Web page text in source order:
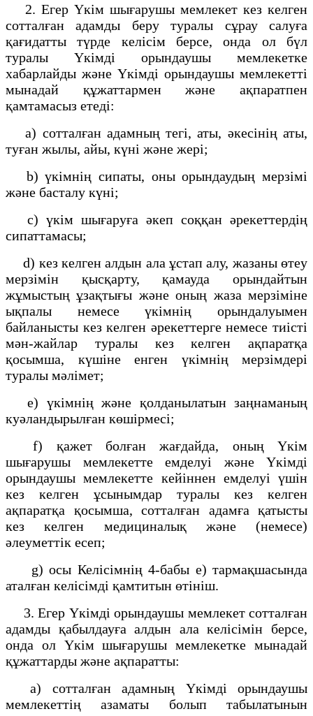
2. Егер Үкім шығарушы мемлекет кез келген
сотталған адамды беру туралы сұрау салуға
қағидатты түрде келісім берсе, онда ол бүл
туралы Үкімді орындаушы мемлекетке
хабарлайды және Үкімді орындаушы мемлекетті
мынадай құжаттармен және ақпаратпен
қамтамасыз етеді:
a) сотталған адамның тегі, аты, әкесінің аты,
туған жылы, айы, күні және жері;
b) үкімнің сипаты, оны орындаудың мерзімі
және басталу күні;
c) үкім шығаруға әкеп соққан әрекеттердің
сипаттамасы;
d) кез келген алдын ала ұстап алу, жазаны өтеу
мерзімін қысқарту, қамауда орындайтын
жұмыстың ұзақтығы және оның жаза мерзіміне
ықпалы немесе үкімнің орындалуымен
байланысты кез келген әрекеттерге немесе тиісті
мән-жайлар туралы кез келген ақпаратқа
қосымша, күшіне енген үкімнің мерзімдері
туралы мәлімет;
е) үкімнің және қолданылатын заңнаманың
куәландырылған көшірмесі;
f) қажет болған жағдайда, оның Үкім
шығарушы мемлекетте емделуі және Үкімді
орындаушы мемлекетте кейіннен емделуі үшін
кез келген ұсынымдар туралы кез келген
ақпаратқа қосымша, сотталған адамға қатысты
кез келген медициналық және (немесе)
әлеуметтік есеп;
g) осы Келісімнің 4-бабы е) тармақшасында
аталған келісімді қамтитын өтініш.
3. Егер Үкімді орындаушы мемлекет сотталған
адамды қабылдауға алдын ала келісімін берсе,
онда ол Үкім шығарушы мемлекетке мынадай
құжаттарды және ақпаратты:
a) сотталған адамның Үкімді орындаушы
мемлекеттің азаматы болып табылатынын